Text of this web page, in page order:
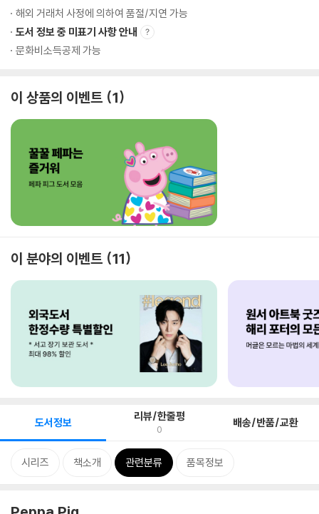
해외 거래처 사정에 의하여 품절/지연 가능
도서 정보 중 미표기 사항 안내
문화비소득공제 가능
이 상품의 이벤트 1
이 분야의 이벤트 11
도서정보 리뷰/한줄평
0 배송/반품/교환
시리즈 책소개 관련분류 품목정보